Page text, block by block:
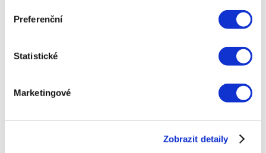
Preferenční
Statistické
Marketingové
Zobrazit detaily
diverzifikovaného portfolia akcií, které vám
maximalizovat výnosy.
dlouhodobé zhodnocení hodnoty. Zvažte
nabídnout pravidelné příjmy a zhodnocení